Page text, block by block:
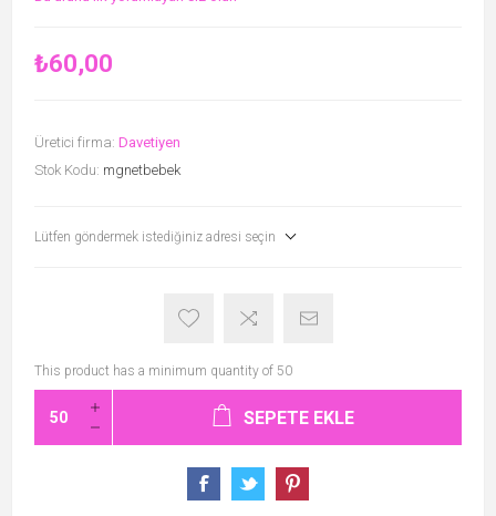
₺60,00
Üretici firma: Davetiyen
Stok Kodu: mgnetbebek
Lütfen göndermek istediğiniz adresi seçin
This product has a minimum quantity of 50
SEPETE EKLE